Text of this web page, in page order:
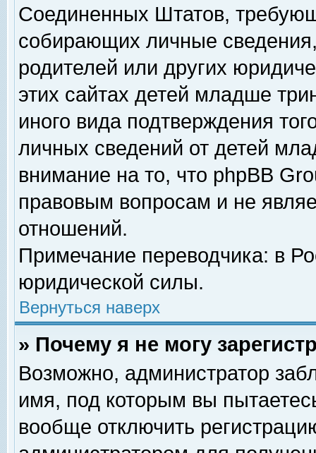
Соединенных Штатов,
собирающих личные
родителей или других
этих сайтах детей младше
иного вида подтверждения
личных сведений от детей
внимание на то, что phpBB
правовым вопросам и не
отношений.
Примечание переводчика: в
юридической силы.
Вернуться наверх
» Почему я не могу
Возможно, администратор
имя, под которым вы
вообще отключить